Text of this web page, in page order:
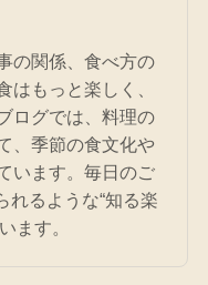
の関係、食べ方の
はもっと楽しく、
ログでは、料理の
、季節の食文化や
います。毎日のご
れるような“知る楽
ます。